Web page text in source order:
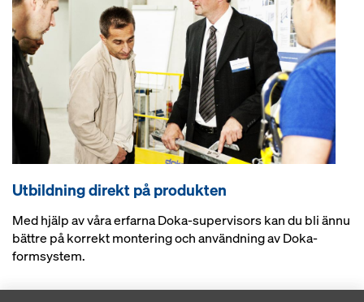
Utbildning direkt på produkten
Med hjälp av våra erfarna Doka-supervisors kan du bli ännu
bättre på korrekt montering och användning av Doka-
formsystem.